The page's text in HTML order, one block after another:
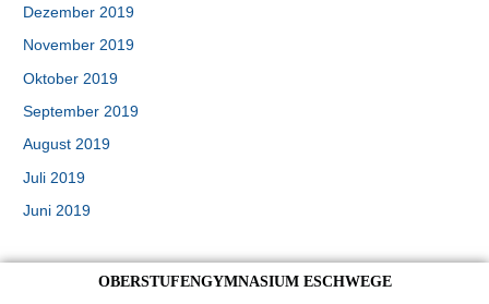
Dezember 2019
November 2019
Oktober 2019
September 2019
August 2019
Juli 2019
Juni 2019
OBERSTUFENGYMNASIUM ESCHWEGE